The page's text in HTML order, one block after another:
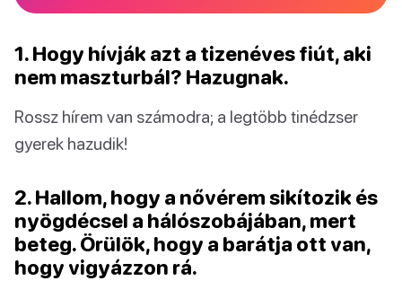
1. Hogy hívják azt a tizenéves fiút, aki
nem maszturbál? Hazugnak.
Rossz hírem van számodra; a legtöbb tinédzser
gyerek hazudik!
2. Hallom, hogy a nővérem sikítozik és
nyögdécsel a hálószobájában, mert
beteg. Örülök, hogy a barátja ott van,
hogy vigyázzon rá.